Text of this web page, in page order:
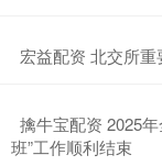
宏益配资 北交所重
擒牛宝配资 2025
班”工作顺利结束